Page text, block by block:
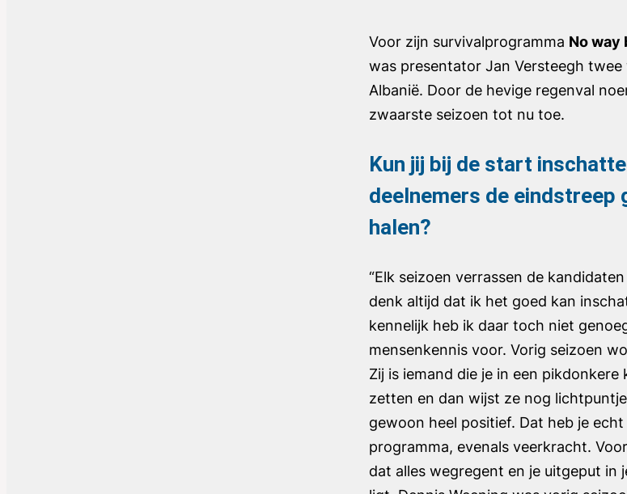
Voor zijn survivalprogramma No way
was presentator Jan Versteegh twee
Albanië. Door de hevige regenval
zwaarste seizoen tot nu toe.
Kun jij bij de start
deelnemers de eindstreep
halen?
“Elk seizoen verrassen de
denk altijd dat ik het goed kan
kennelijk heb ik daar toch niet
mensenkennis voor. Vorig seizoen
Zij is iemand die je in een pikdonkere
zetten en dan wijst ze nog
gewoon heel positief. Dat heb je echt
programma, evenals veerkracht.
dat alles wegregent en je uitgeput in